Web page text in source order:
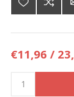
€11,96 /